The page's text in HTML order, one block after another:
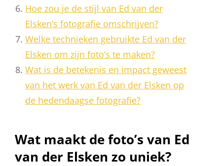
Hoe zou je de stijl van Ed van der
Elsken’s fotografie omschrijven?
Welke technieken gebruikte Ed van der
Elsken om zijn foto’s te maken?
Wat is de betekenis en impact geweest
van het werk van Ed van der Elsken op
de hedendaagse fotografie?
Wat maakt de foto’s van Ed
van der Elsken zo uniek?